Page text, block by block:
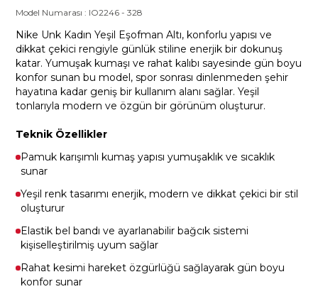
Model Numarası : IO2246 -328
Nike Unk Kadın Yeşil Eşofman Altı, konforlu yapısı ve
dikkat çekici rengiyle günlük stiline enerjik bir dokunuş
katar. Yumuşak kumaşı ve rahat kalıbı sayesinde gün boyu
konfor sunan bu model, spor sonrası dinlenmeden şehir
hayatına kadar geniş bir kullanım alanı sağlar. Yeşil
tonlarıyla modern ve özgün bir görünüm oluşturur.
Teknik Özellikler
Pamuk karışımlı kumaş yapısı yumuşaklık ve sıcaklık
sunar
Yeşil renk tasarımı enerjik, modern ve dikkat çekici bir stil
oluşturur
Elastik bel bandı ve ayarlanabilir bağcık sistemi
kişiselleştirilmiş uyum sağlar
Rahat kesimi hareket özgürlüğü sağlayarak gün boyu
konfor sunar